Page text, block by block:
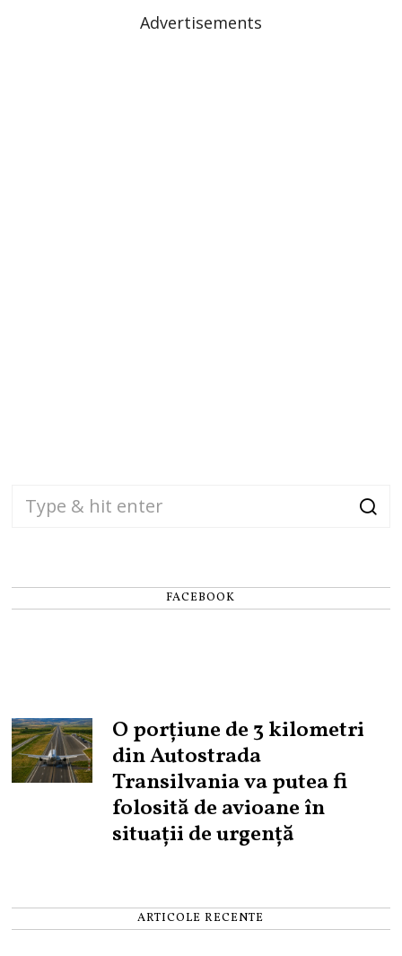
Advertisements
FACEBOOK
O porțiune de 3 kilometri
din Autostrada
Transilvania va putea fi
folosită de avioane în
situații de urgență
ARTICOLE RECENTE